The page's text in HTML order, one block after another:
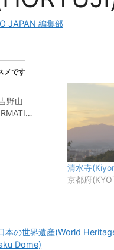
JAPAN 編集部
メです
野山
清水寺
京都府
本の世界遺産(World
Dome)